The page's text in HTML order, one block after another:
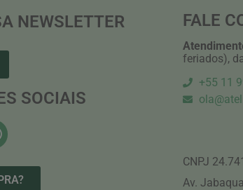
NEWSLETTER
SOCIAIS
FALE
feriados),
+55 11
CNPJ
Av.